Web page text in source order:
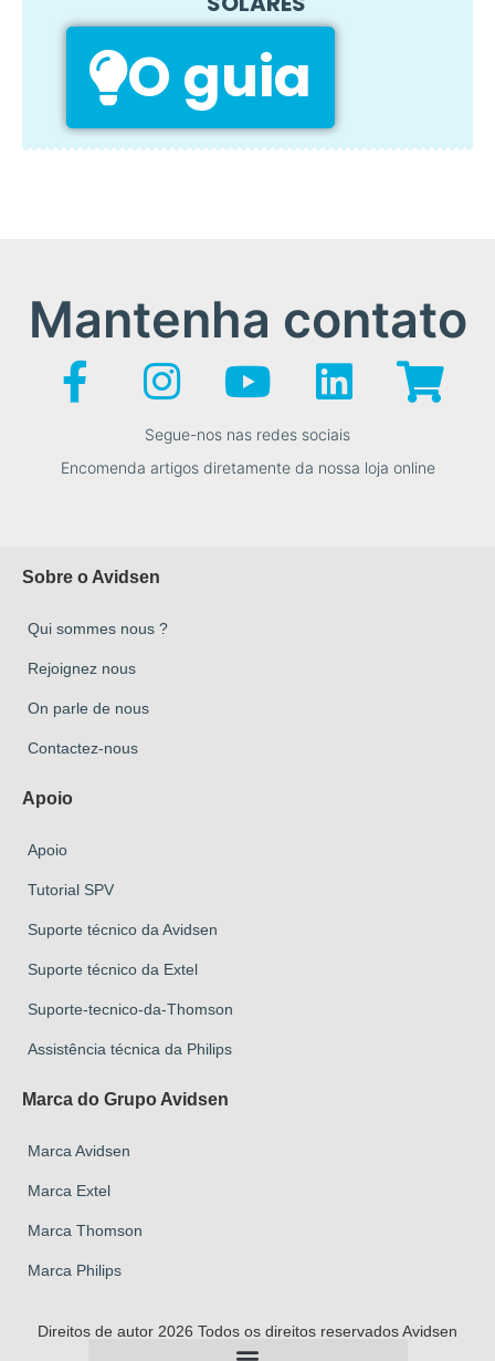
O guia
Mantenha contato
Segue-nos nas redes sociais
Encomenda artigos diretamente da nossa loja online
Sobre o Avidsen
Qui sommes nous ?
Rejoignez nous
On parle de nous
Contactez-nous
Apoio
Apoio
Tutorial SPV
Suporte técnico da Avidsen
Suporte técnico da Extel
Suporte-tecnico-da-Thomson
Assistência técnica da Philips
Marca do Grupo Avidsen
Marca Avidsen
Marca Extel
Marca Thomson
Marca Philips
Direitos de autor 2026 Todos os direitos reservados Avidsen